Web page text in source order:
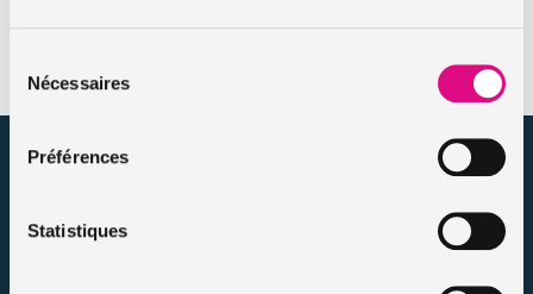
consentement
Nécessaires
Préférences
Statistiques
assuronline.com est édité par AssurOne Group, courtier grossiste